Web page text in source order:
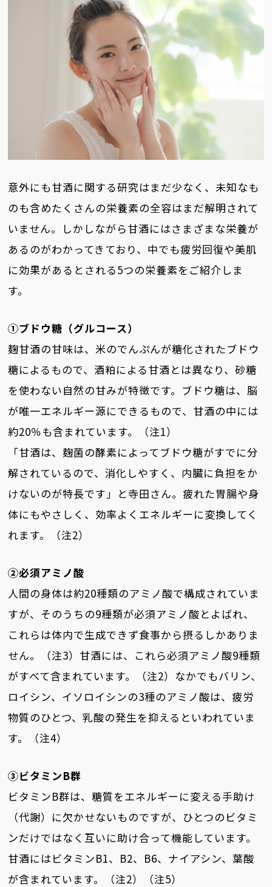
意外にも甘酒に関する研究はまだ少なく、未知なも
のも含めたくさんの栄養素の全容はまだ解明されて
いません。しかしながら甘酒にはさまざまな栄養が
あるのがわかってきており、中でも疲労回復や美肌
に効果があるとされる5つの栄養素をご紹介しま
す。
①ブドウ糖（グルコース）
麹甘酒の甘味は、米のでんぷんが糖化されたブドウ
糖によるもので、酒粕による甘酒とは異なり、砂糖
を使わない自然の甘みが特徴です。ブドウ糖は、脳
が唯一エネルギー源にできるもので、甘酒の中には
約20％も含まれています。（注1）
「甘酒は、麹菌の酵素によってブドウ糖がすでに分
解されているので、消化しやすく、内臓に負担をか
けないのが特長です」と寺田さん。疲れた胃腸や身
体にもやさしく、効率よくエネルギーに変換してく
れます。（注2）
②必須アミノ酸
人間の身体は約20種類のアミノ酸で構成されていま
すが、そのうちの9種類が必須アミノ酸とよばれ、
これらは体内で生成できず食事から摂るしかありま
せん。（注3）甘酒には、これら必須アミノ酸9種類
がすべて含まれています。（注2）なかでもバリン、
ロイシン、イソロイシンの3種のアミノ酸は、疲労
物質のひとつ、乳酸の発生を抑えるといわれていま
す。（注4）
③ビタミンB群
ビタミンB群は、糖質をエネルギーに変える手助け
（代謝）に欠かせないものですが、ひとつのビタミ
ンだけではなく互いに助け合って機能しています。
甘酒にはビタミンB1、B2、B6、ナイアシン、葉酸
が含まれています。（注2）（注5）